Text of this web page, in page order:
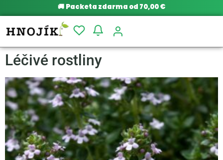
🚚 Packeta zdarma od 70,00 €
Léčivé rostliny